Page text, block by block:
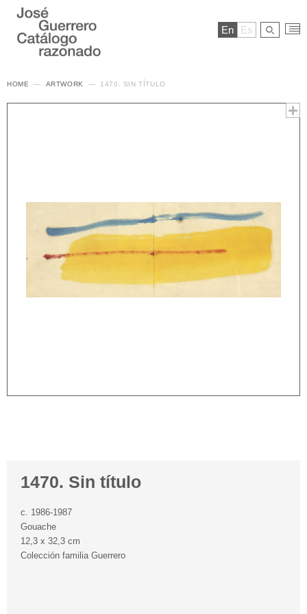
En Es
HOME ARTWORK 1470. SIN TÍTULO
1470. Sin título
c. 1986-1987
Gouache
12,3 x 32,3 cm
Colección familia Guerrero